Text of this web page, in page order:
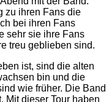
zu ihren Fans die
bei ihren Fans
sehr sie ihre Fans
treu geblieben sind.
ist, sind die alten
bin und die
wie früher. Die Band
Mit dieser Tour haben